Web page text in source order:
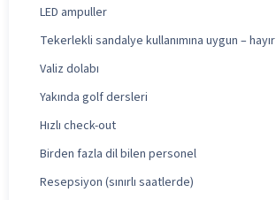
LED ampuller
Tekerlekli sandalye kullanımına uygun – hayır
Valiz dolabı
Yakında golf dersleri
Hızlı check-out
Birden fazla dil bilen personel
Resepsiyon (sınırlı saatlerde)